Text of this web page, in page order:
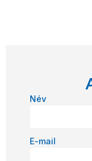
Név
E-mail